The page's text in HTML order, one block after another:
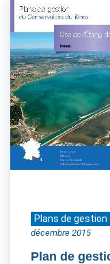
Plans de gestion
décembre 2015
Plan de